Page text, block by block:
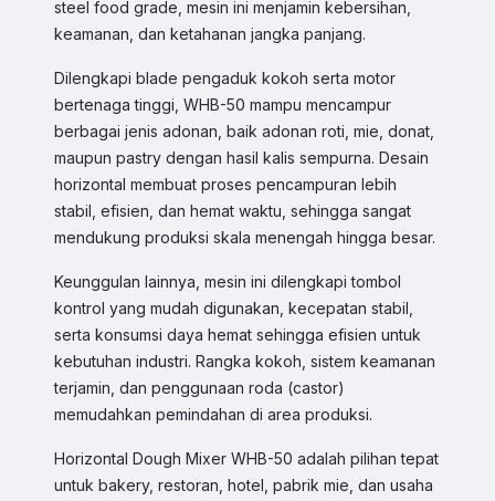
steel food grade, mesin ini menjamin kebersihan,
keamanan, dan ketahanan jangka panjang.
Dilengkapi blade pengaduk kokoh serta motor
bertenaga tinggi, WHB-50 mampu mencampur
berbagai jenis adonan, baik adonan roti, mie, donat,
maupun pastry dengan hasil kalis sempurna. Desain
horizontal membuat proses pencampuran lebih
stabil, efisien, dan hemat waktu, sehingga sangat
mendukung produksi skala menengah hingga besar.
Keunggulan lainnya, mesin ini dilengkapi tombol
kontrol yang mudah digunakan, kecepatan stabil,
serta konsumsi daya hemat sehingga efisien untuk
kebutuhan industri. Rangka kokoh, sistem keamanan
terjamin, dan penggunaan roda (castor)
memudahkan pemindahan di area produksi.
Horizontal Dough Mixer WHB-50 adalah pilihan tepat
untuk bakery, restoran, hotel, pabrik mie, dan usaha
Sales & Support
Pilih Kontak WhatsApp
Sales
Hilmi
Jam Operasional 08.00–17.00
Chat WA
Sales
Jam Operasional 08.00–17.00